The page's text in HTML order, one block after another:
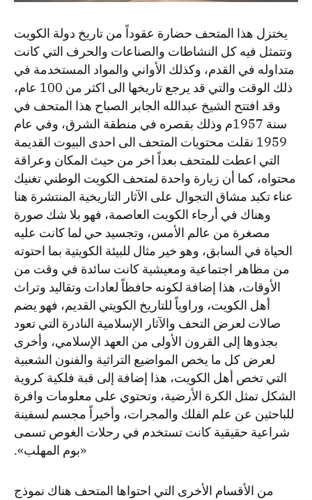
يختزل هذا المتحف حضارة عقوداً من تاريخ دولة الكويت
وتتمثل فيه كل النشاطات والصناعات والحرف التي كانت
متداوله في القدم، وكذلك الأواني والمواد المستخدمة في
ذلك الوقت والتي قد يرجع تاريخها الى اكثر من 100 عام،
وقد افتتح الشيخ عبدالله الجابر الصباح هذا المتحف في
سنة 1957م وذلك بقصره في منطقة الشرق، وفي عام
1959 نقلت محتويات المتحف الى احدى البيوت القديمة
التي اعطت للمتحف بعداً اخر من حيث المكان وعراقة
محتواه، كما أن زيارة واحدة لمتحف الكويت الوطني تغنيك
عناء تكبد مشاق التجوال على الآثار التاريخية المنتشرة هنا
وهناك في أرجاء الكويت العاصمة، فهو بلا شك صورة
مصغرة من عالم الأمس، وتجسيد حي لما كانت عليه
الحياة في السابق، وهو خير مثال للبيئة الكويتية بما احتوته
من مظاهر اجتماعية ومعيشية كانت سائدة في وقت من
الأوقات، هذا إضافة لكونه حافظاً لعادات وتقاليد وتراث
أهل الكويت، وراوياً للتاريخ الكويتي القديم، فهو يضم
صالات لعرض التحف والآثار الإسلامية النادرة التي تعود
بجذوها إلى القرون الأولى من العهد الإسلامي، وأخرى
لعرض كل ما يخص المواضيع التراثية والفنون الشعبية
التي تخص أهل الكويت، هذا إضافة إلى قبة فلكية كروية
الشكل تمثل الكرة الأرضية، وتحتوي على معلومات وافرة
للباحثين عن علم الفلك والمجرات، وأخيراً مجسم لسفينة
شراعية حقيقية كانت تستخدم في رحلات الغوص تسمى
«بوم المهلب».
من الأقسام الأخرى التي احتواها المتحف هناك نموذج